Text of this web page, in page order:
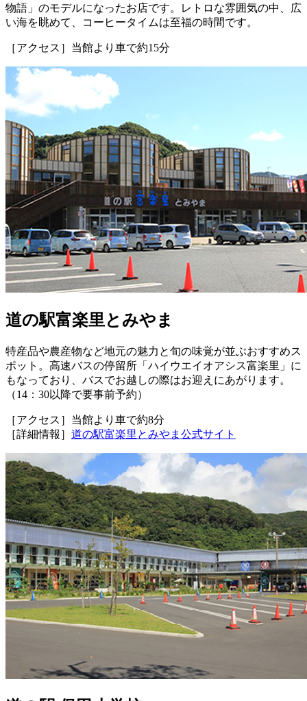
物語」のモデルになったお店です。レトロな雰囲気の中、広
い海を眺めて、コーヒータイムは至福の時間です。
［アクセス］当館より車で約15分
道の駅富楽里とみやま
特産品や農産物など地元の魅力と旬の味覚が並ぶおすすめス
ポット。高速バスの停留所「ハイウエイオアシス富楽里」に
もなっており、バスでお越しの際はお迎えにあがります。
（14：30以降で要事前予約）
［アクセス］当館より車で約8分
［詳細情報］ 道の駅富楽里とみやま公式サイト